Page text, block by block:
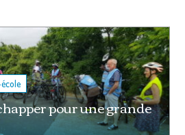
pour une grande